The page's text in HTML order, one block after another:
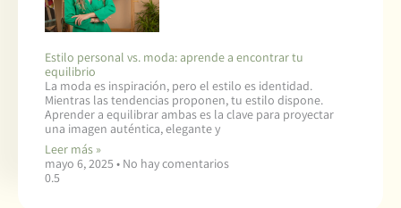
Estilo personal vs. moda: aprende a encontrar tu
equilibrio
La moda es inspiración, pero el estilo es identidad.
Mientras las tendencias proponen, tu estilo dispone.
Aprender a equilibrar ambas es la clave para proyectar
una imagen auténtica, elegante y
Leer más »
mayo 6, 2025
No hay comentarios